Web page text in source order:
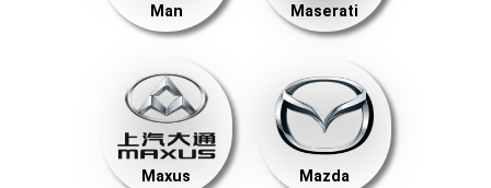
Man Maserati
Maxus Mazda